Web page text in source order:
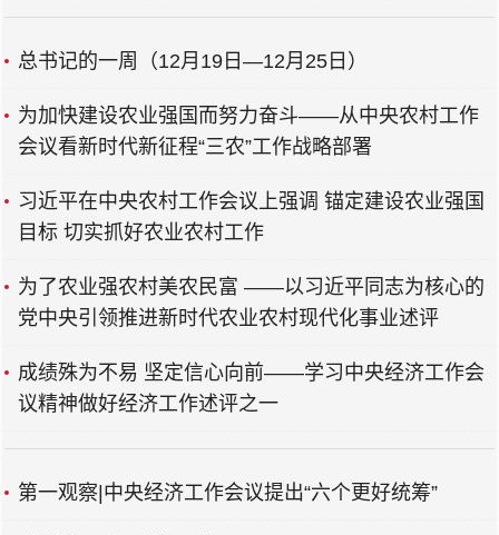
总书记的一周（12月19日—12月25日）
为加快建设农业强国而努力奋斗——从中央农村工作
会议看新时代新征程“三农”工作战略部署
习近平在中央农村工作会议上强调 锚定建设农业强国
目标 切实抓好农业农村工作
为了农业强农村美农民富 ——以习近平同志为核心的
党中央引领推进新时代农业农村现代化事业述评
成绩殊为不易 坚定信心向前——学习中央经济工作会
议精神做好经济工作述评之一
第一观察|中央经济工作会议提出“六个更好统筹”